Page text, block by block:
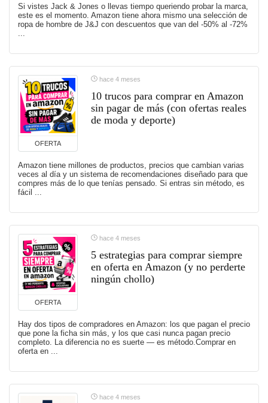
Si vistes Jack & Jones o llevas tiempo queriendo probar la marca,
este es el momento. Amazon tiene ahora mismo una selección de
ropa de hombre de J&J con descuentos que van del -50% al -72%
OFERTA
hace 4 meses
10 trucos para comprar en Amazon
sin pagar de más (con ofertas reales
de moda y deporte)
Amazon tiene millones de productos, precios que cambian varias
veces al día y un sistema de recomendaciones diseñado para que
compres más de lo que tenías pensado. Si entras sin método, es
fácil ...
OFERTA
hace 4 meses
5 estrategias para comprar siempre
en oferta en Amazon (y no perderte
ningún chollo)
Hay dos tipos de compradores en Amazon: los que pagan el precio
que pone la ficha sin más, y los que casi nunca pagan precio
completo. La diferencia no es suerte — es método.Comprar en
oferta en ...
hace 4 meses